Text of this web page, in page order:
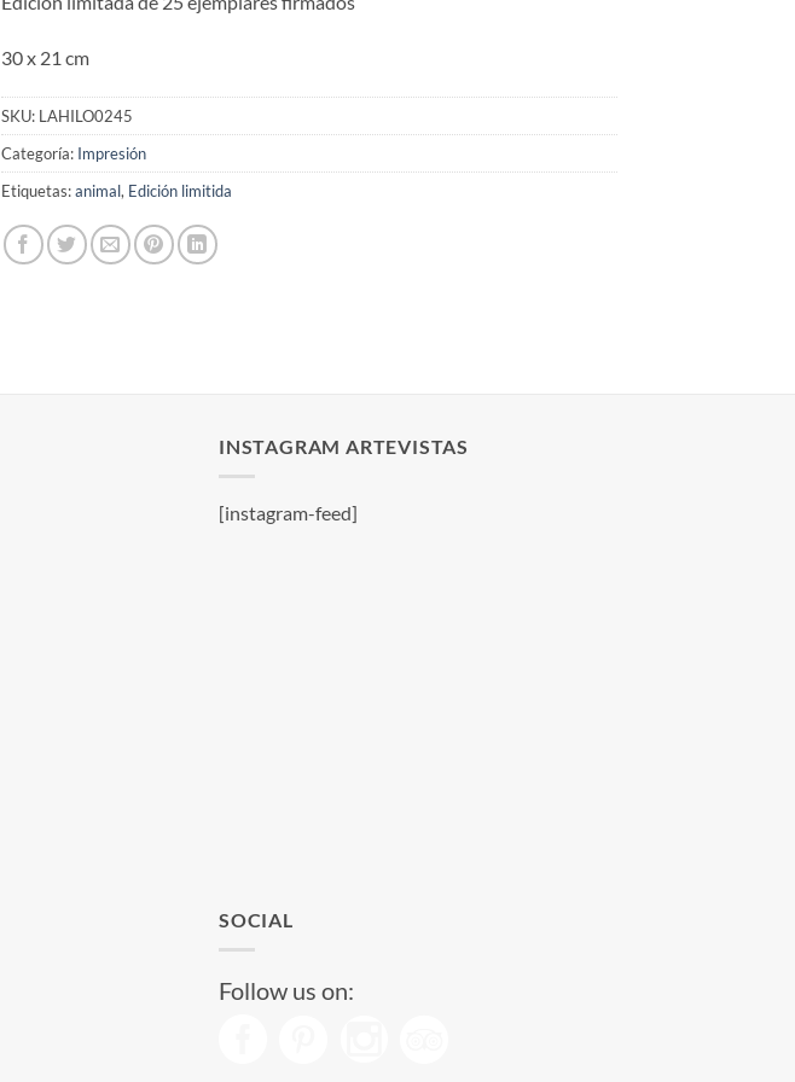
30 x 21 cm
SKU: LAHILO0245
Categoría: Impresión
Etiquetas:animal, Edición limitida
INSTAGRAM ARTEVISTAS
[instagram-feed]
SOCIAL
Follow us on: